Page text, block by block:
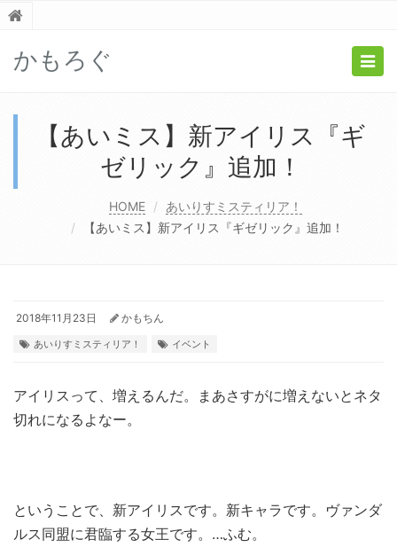
かもろぐ
【あいミス】新アイリス『ギ
ゼリック』追加！
HOME
あいりすミスティリア！
【あいミス】新アイリス『ギゼリック』追加！
2018年11月23日 かもちん
あいりすミスティリア！ イベント
アイリスって、増えるんだ。まあさすがに増えないとネタ
切れになるよなー。
ということで、新アイリスです。新キャラです。ヴァンダ
ルス同盟に君臨する女王です。…ふむ。